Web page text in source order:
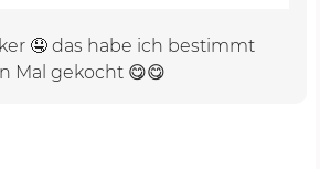
🤤 das habe ich bestimmt
Mal gekocht 😋😋